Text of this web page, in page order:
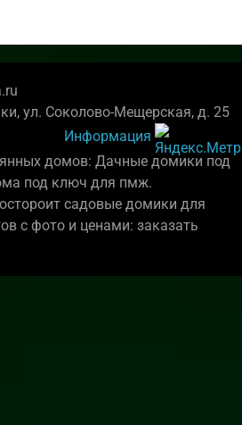
ул. Соколово-Мещерская, д. 25
Информация
домов: Дачные домики под
под ключ для пмж.
садовые домики для
с фото и ценами: заказать